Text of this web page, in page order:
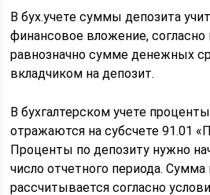
В бух.учете суммы депозита
финансовое вложение,
равнозначно сумме денежных
вкладчиком на депозит.
В бухгалтерском учете
отражаются на субсчете 91.01
Проценты по депозиту нужно
число отчетного периода.
рассчитывается согласно